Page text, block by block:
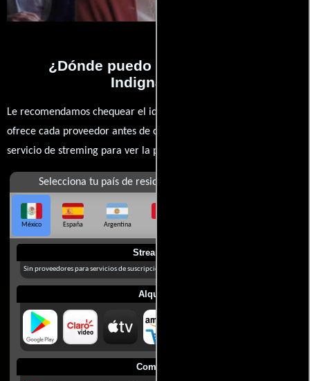
¿Dónde puedo ver la películas
Indignation?
Le recomendamos chequear el idioma, doblaje o subtítulos que
ofrece cada proveedor antes de comprar, alquilar o contratar un
servicio de streming para ver la películas.
Selecciona tu país de residencia
México España Argentina
Streaming
Sin proveedores para servicios de suscripción en México
Alquilar
Comprar